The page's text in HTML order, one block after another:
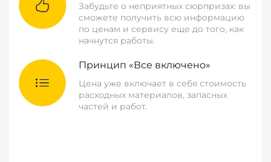
Забудьте о неприятных сюрпризах: вы
сможете получить всю информацию
по ценам и сервису еще до того, как
начнутся работы.
Принцип «Все включено»
Цена уже включает в себя стоимость
расходных материалов, запасных
частей и работ.